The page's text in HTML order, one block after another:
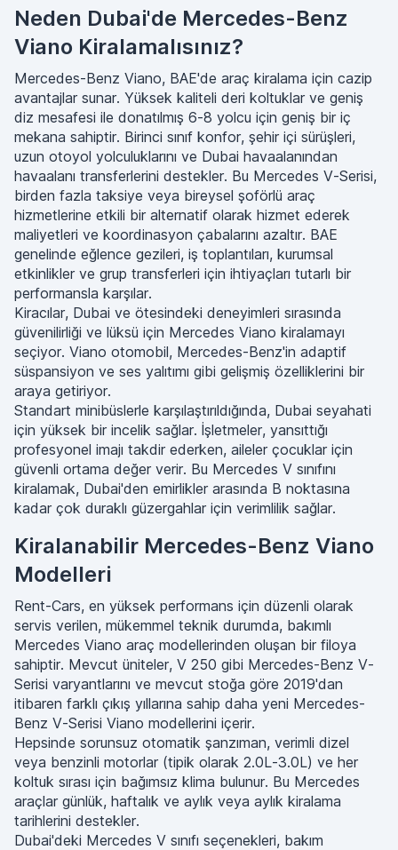
Neden Dubai'de Mercedes-Benz
Viano Kiralamalısınız?
Mercedes-Benz Viano, BAE'de araç kiralama için cazip
avantajlar sunar. Yüksek kaliteli deri koltuklar ve geniş
diz mesafesi ile donatılmış 6-8 yolcu için geniş bir iç
mekana sahiptir. Birinci sınıf konfor, şehir içi sürüşleri,
uzun otoyol yolculuklarını ve Dubai havaalanından
havaalanı transferlerini destekler. Bu Mercedes V-Serisi,
birden fazla taksiye veya bireysel şoförlü araç
hizmetlerine etkili bir alternatif olarak hizmet ederek
maliyetleri ve koordinasyon çabalarını azaltır. BAE
genelinde eğlence gezileri, iş toplantıları, kurumsal
etkinlikler ve grup transferleri için ihtiyaçları tutarlı bir
performansla karşılar.
Kiracılar, Dubai ve ötesindeki deneyimleri sırasında
güvenilirliği ve lüksü için Mercedes Viano kiralamayı
seçiyor. Viano otomobil, Mercedes-Benz'in adaptif
süspansiyon ve ses yalıtımı gibi gelişmiş özelliklerini bir
araya getiriyor.
Standart minibüslerle karşılaştırıldığında, Dubai seyahati
için yüksek bir incelik sağlar. İşletmeler, yansıttığı
profesyonel imajı takdir ederken, aileler çocuklar için
güvenli ortama değer verir. Bu Mercedes V sınıfını
kiralamak, Dubai'den emirlikler arasında B noktasına
kadar çok duraklı güzergahlar için verimlilik sağlar.
Kiralanabilir Mercedes-Benz Viano
Modelleri
Rent-Cars, en yüksek performans için düzenli olarak
servis verilen, mükemmel teknik durumda, bakımlı
Mercedes Viano araç modellerinden oluşan bir filoya
sahiptir. Mevcut üniteler, V 250 gibi Mercedes-Benz V-
Serisi varyantlarını ve mevcut stoğa göre 2019'dan
itibaren farklı çıkış yıllarına sahip daha yeni Mercedes-
Benz V-Serisi Viano modellerini içerir.
Hepsinde sorunsuz otomatik şanzıman, verimli dizel
veya benzinli motorlar (tipik olarak 2.0L-3.0L) ve her
koltuk sırası için bağımsız klima bulunur. Bu Mercedes
araçlar günlük, haftalık ve aylık veya aylık kiralama
tarihlerini destekler.
Dubai'deki Mercedes V sınıfı seçenekleri, bakım